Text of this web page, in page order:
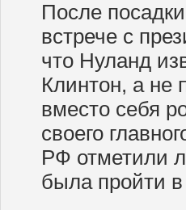
После
встрече с
что Нуланд
Клинтон, а не
вместо себя
своего
РФ отметили
была пройти